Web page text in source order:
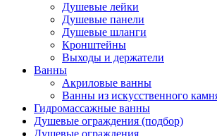
Душевые лейки
Душевые панели
Душевые шланги
Кронштейны
Выходы и держатели
Ванны
Акриловые ванны
Ванны из искусственного
Гидромассажные ванны
Душевые ограждения (подбор)
Душевые ограждения